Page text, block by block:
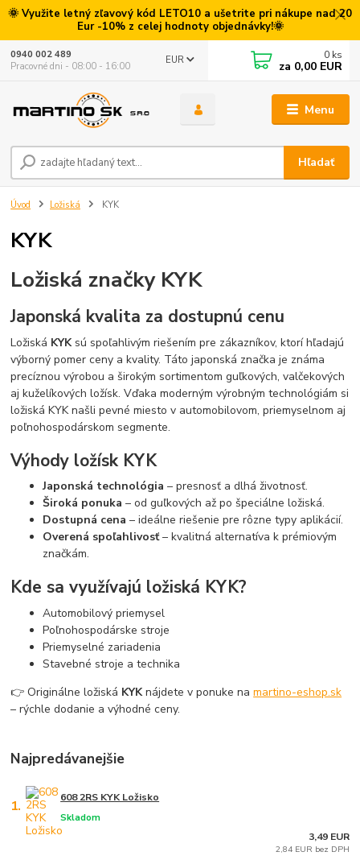
🌞 Využite letný zľavový kód LETO10 a ušetrite pri nákupe nad 20
Eur -10% z celej hodnoty objednávky!🌞
Menu
EUR
Hľadať
0940 002 489
Pracovné dni - 08:00 - 16:00
0 ks
za 0,00 EUR
Úvod Ložiská KYK
KYK
Ložiská značky KYK
Japonská kvalita za dostupnú cenu
Ložiská KYKsú spoľahlivým riešením pre zákazníkov, ktorí hľadajú
výborný pomer ceny a kvality. Táto japonská značka je známa
precíznou výrobou a širokým sortimentom guľkových, valčekových
aj kuželíkových ložísk. Vďaka moderným výrobným technológiám si
ložiská KYK našli pevné miesto v automobilovom, priemyselnom aj
poľnohospodárskom segmente.
Výhody ložísk KYK
Japonská technológia – presnosť a dlhá životnosť.
Široká ponuka – od guľkových až po špeciálne ložiská.
Dostupná cena – ideálne riešenie pre rôzne typy aplikácií.
Overená spoľahlivosť– kvalitná alternatíva k prémiovým
značkám.
Kde sa využívajú ložiská KYK?
Automobilový priemysel
Poľnohospodárske stroje
Priemyselné zariadenia
Stavebné stroje a technika
👉 Originálne ložiská KYKnájdete v ponuke namartino-eshop.sk
– rýchle dodanie a výhodné ceny.
Najpredávanejšie
1. 608 2RS KYK Ložisko
Skladom
3,49 EUR
2,84 EUR bez DPH